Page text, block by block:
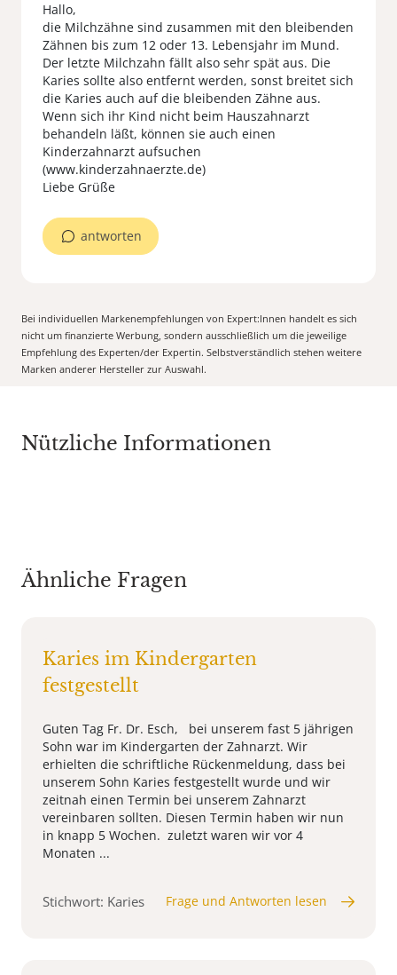
Hallo,
die Milchzähne sind zusammen mit den bleibenden
Zähnen bis zum 12 oder 13. Lebensjahr im Mund.
Der letzte Milchzahn fällt also sehr spät aus. Die
Karies sollte also entfernt werden, sonst breitet sich
die Karies auch auf die bleibenden Zähne aus.
Wenn sich ihr Kind nicht beim Hauszahnarzt
behandeln läßt, können sie auch einen
Kinderzahnarzt aufsuchen
(www.kinderzahnaerzte.de)
Liebe Grüße
antworten
Bei individuellen Markenempfehlungen von Expert:Innen handelt es sich
nicht um finanzierte Werbung, sondern ausschließlich um die jeweilige
Empfehlung des Experten/der Expertin. Selbstverständlich stehen weitere
Marken anderer Hersteller zur Auswahl.
Nützliche Informationen
Ähnliche Fragen
Karies im Kindergarten
festgestellt
Guten Tag Fr. Dr. Esch, bei unserem fast 5 jährigen
Sohn war im Kindergarten der Zahnarzt. Wir
erhielten die schriftliche Rückenmeldung, dass bei
unserem Sohn Karies festgestellt wurde und wir
zeitnah einen Termin bei unserem Zahnarzt
vereinbaren sollten. Diesen Termin haben wir nun
in knapp 5 Wochen. zuletzt waren wir vor 4
Monaten ...
Stichwort: Karies Frage und Antworten lesen